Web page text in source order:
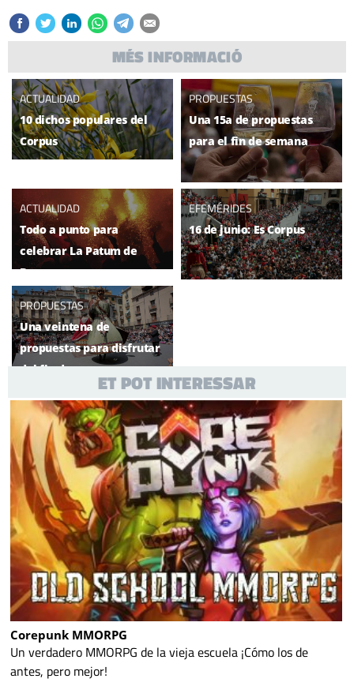
MÉS INFORMACIÓ
ACTUALIDAD
10 dichos populares del
Corpus
PROPUESTAS
Una 15a de propuestas
para el fin de semana
ACTUALIDAD
Todo a punto para
celebrar La Patum de
Berga
EFEMÉRIDES
16 de junio: Es Corpus
PROPUESTAS
Una veintena de
propuestas para disfrutar
del fin de semana
ET POT INTERESSAR
Corepunk MMORPG
Un verdadero MMORPG de la vieja escuela ¡Cómo los de
antes, pero mejor!